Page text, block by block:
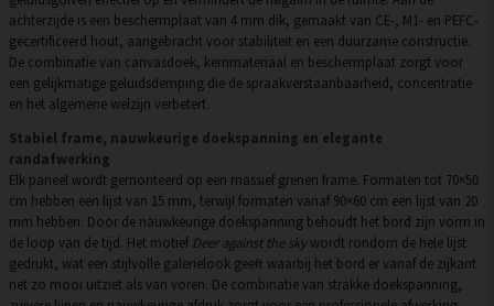
achterzijde is een beschermplaat van 4 mm dik, gemaakt van CE-, M1- en PEFC-
gecertificeerd hout, aangebracht voor stabiliteit en een duurzame constructie.
De combinatie van canvasdoek, kernmateriaal en beschermplaat zorgt voor
een gelijkmatige geluidsdemping die de spraakverstaanbaarheid, concentratie
en het algemene welzijn verbetert.
Stabiel frame, nauwkeurige doekspanning en elegante
randafwerking
Elk paneel wordt gemonteerd op een massief grenen frame. Formaten tot 70×50
cm hebben een lijst van 15 mm, terwijl formaten vanaf 90×60 cm een lijst van 20
mm hebben. Door de nauwkeurige doekspanning behoudt het bord zijn vorm in
de loop van de tijd. Het motief Deer against the skywordt rondom de hele lijst
gedrukt, wat een stijlvolle galerielook geeft waarbij het bord er vanaf de zijkant
net zo mooi uitziet als van voren. De combinatie van strakke doekspanning,